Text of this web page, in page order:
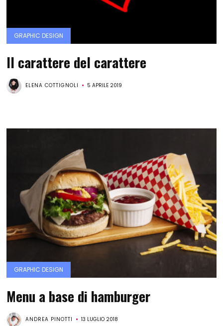
GRAPHIC DESIGN
Il carattere del carattere
ELENA COTTIGNOLI 5 APRILE 2019
GRAPHIC DESIGN
Menu a base di hamburger
ANDREA PINOTTI 13 LUGLIO 2018